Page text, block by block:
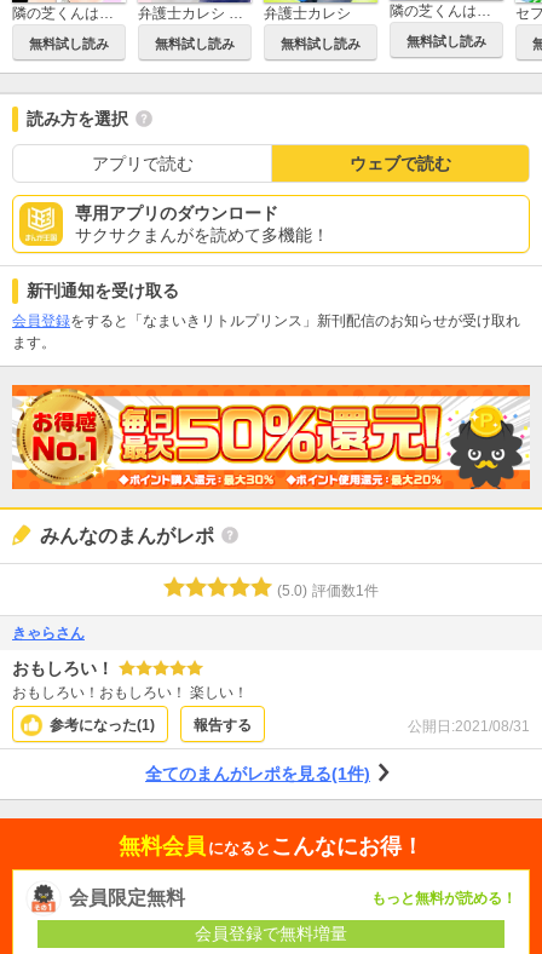
隣の芝くんは見せてくれない
無料試し読み
弁護士カレシ 分冊版
無料試し読み
弁護士カレシ
無料試し読み 無料試し読み
読み方を選択
アプリで読む ウェブで読む
専用アプリのダウンロード
サクサクまんがを読めて多機能！
新刊通知を受け取る
会員登録をすると「なまいきリトルプリンス」新刊配信のお知らせが受け取れ
ます。
みんなのまんがレポ
(5.0) 評価数1件
きゃらさん
おもしろい！
おもしろい！おもしろい！ 楽しい！
参考になった(1) 報告する 公開日:2021/08/31
全てのまんがレポを見る(1件)
無料会員 になると こんなにお得！
会員限定無料 もっと無料が読める！
会員登録で無料増量